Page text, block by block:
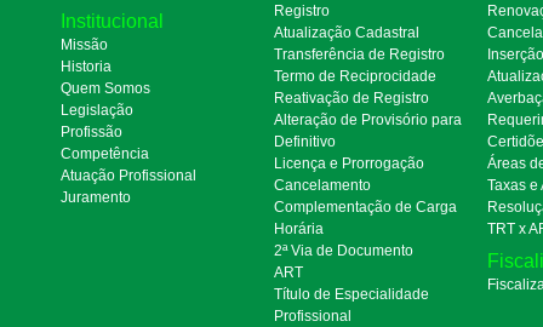
Institucional
Missão
Historia
Quem Somos
Legislação
Profissão
Competência
Atuação Profissional
Juramento
Registro
Atualização Cadastral
Transferência de Registro
Termo de Reciprocidade
Reativação de Registro
Alteração de Provisório para
Definitivo
Licença e Prorrogação
Cancelamento
Complementação de Carga
Horária
2ª Via de Documento
ART
Título de Especialidade
Profissional
Áreas
Taxas e
TRT x